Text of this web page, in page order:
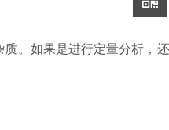
。如果是进行定量分析，